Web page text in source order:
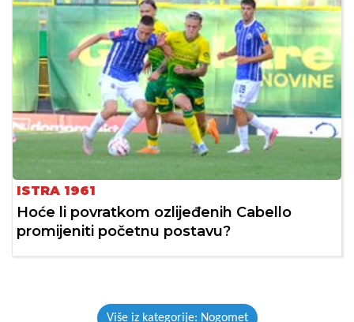
ISTRA 1961
Hoće li povratkom ozlijeđenih Cabello
promijeniti početnu postavu?
Više iz kategorije: Nogomet